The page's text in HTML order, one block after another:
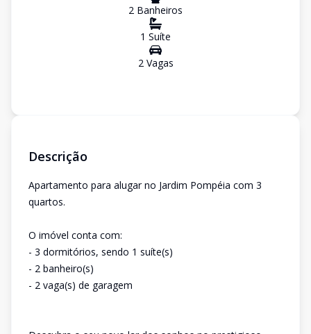
2 Banheiros
1 Suíte
2Vagas
Descrição
Apartamento para alugar no Jardim Pompéia com 3
quartos.
O imóvel conta com:
- 3 dormitórios, sendo 1 suíte(s)
- 2 banheiro(s)
- 2 vaga(s) de garagem